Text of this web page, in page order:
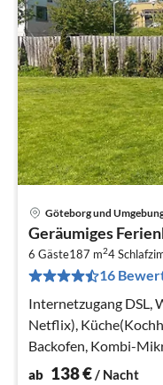
Göteborg und
Geräumiges
6 Gäste187 m24
16
Internetzugang DSL,
Netflix),
Backofen, Kombi-
ab 138€/ Nacht